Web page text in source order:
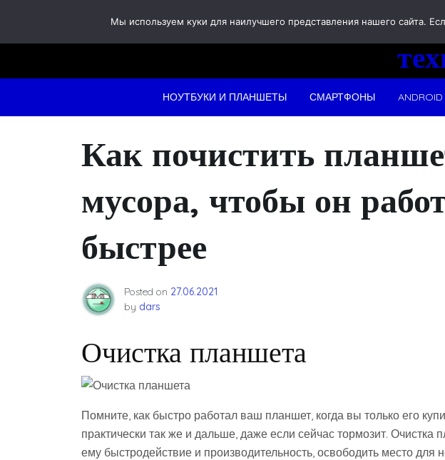
content
НОУТБУКИ И ПЛАНШЕТЫ СМАРТФОНЫ ANDROID
Как почистить
мусора, чтобы он
быстрее
Posted on 27.06.2021
by dars
Очистка планшета
Помните, как быстро работал ваш планшет, когда вы только его
практически так же и дальше, даже если сейчас тормозит. Очистка
ему быстродействие и производительность, освободить место для
Мы используем куки для наилучшего представления нашего сайта.